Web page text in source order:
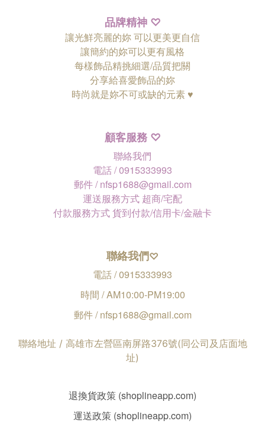
品牌精神 ♡
讓光鮮亮麗的妳 可以更美更自信
讓簡約的妳可以更有風格
每樣飾品精挑細選/品質把關
分享給喜愛飾品的妳
時尚就是妳不可或缺的元素 ♥
顧客服務 ♡
聯絡我們
電話 / 0915333993
郵件 / nfsp1688@gmail.com
運送服務方式 超商/宅配
付款服務方式 貨到付款/信用卡/金融卡
聯絡我們♡
電話 / 0915333993
時間 / AM10:00-PM19:00
郵件 / nfsp1688@gmail.com
聯絡地址 / 高雄市左營區南屏路376號(同公司及店面地
址)
退換貨政策 (shoplineapp.com)
運送政策 (shoplineapp.com)